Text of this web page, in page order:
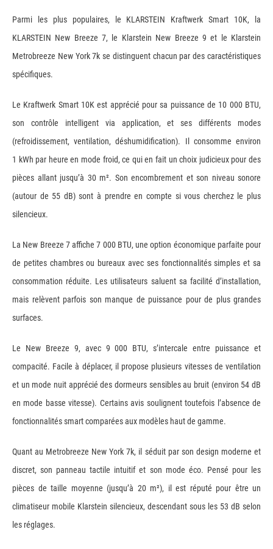
Parmi les plus populaires, le KLARSTEIN Kraftwerk Smart 10K, la
KLARSTEIN New Breeze 7, le Klarstein New Breeze 9 et le Klarstein
Metrobreeze New York 7k se distinguent chacun par des caractéristiques
spécifiques.
Le Kraftwerk Smart 10K est apprécié pour sa puissance de 10 000 BTU,
son contrôle intelligent via application, et ses différents modes
(refroidissement, ventilation, déshumidification). Il consomme environ
1 kWh par heure en mode froid, ce qui en fait un choix judicieux pour des
pièces allant jusqu’à 30 m². Son encombrement et son niveau sonore
(autour de 55 dB) sont à prendre en compte si vous cherchez le plus
silencieux.
La New Breeze 7 affiche 7 000 BTU, une option économique parfaite pour
de petites chambres ou bureaux avec ses fonctionnalités simples et sa
consommation réduite. Les utilisateurs saluent sa facilité d’installation,
mais relèvent parfois son manque de puissance pour de plus grandes
surfaces.
Le New Breeze 9, avec 9 000 BTU, s’intercale entre puissance et
compacité. Facile à déplacer, il propose plusieurs vitesses de ventilation
et un mode nuit apprécié des dormeurs sensibles au bruit (environ 54 dB
en mode basse vitesse). Certains avis soulignent toutefois l’absence de
fonctionnalités smart comparées aux modèles haut de gamme.
Quant au Metrobreeze New York 7k, il séduit par son design moderne et
discret, son panneau tactile intuitif et son mode éco. Pensé pour les
pièces de taille moyenne (jusqu’à 20 m²), il est réputé pour être un
climatiseur mobile Klarstein silencieux, descendant sous les 53 dB selon
les réglages.